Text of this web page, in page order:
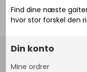
Find dine næste
hvor stor forskel den
Din konto
Mine ordrer